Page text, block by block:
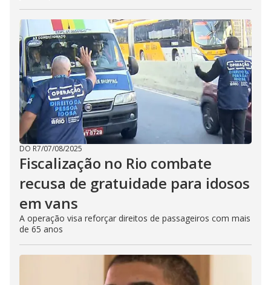
DO R7/07/08/2025
Fiscalização no Rio combate
recusa de gratuidade para idosos
em vans
A operação visa reforçar direitos de passageiros com mais
de 65 anos